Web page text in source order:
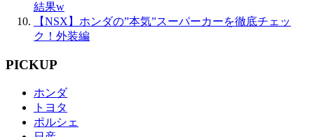
結果w
【NSX】ホンダの”本気”スーパーカーを徹底チェッ
ク！外装編
PICKUP
ホンダ
トヨタ
ポルシェ